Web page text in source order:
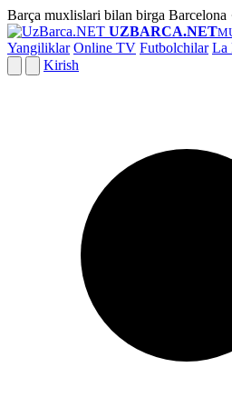
Barça muxlislari bilan birga Barcelona
UZBARCA.NET
Yangiliklar Online TV Futbolchilar La
Kirish